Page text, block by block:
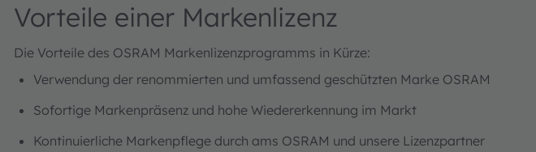
Vorteile einer Markenlizenz
Die Vorteile des OSRAM Markenlizenzprogramms in Kürze:
Verwendung der renommierten und umfassend geschützten Marke OSRAM
Sofortige Markenpräsenz und hohe Wiedererkennung im Markt
Kontinuierliche Markenpflege durch ams OSRAM und unsere Lizenzpartner